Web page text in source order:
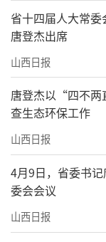
省十四届人大常
唐登杰出席
山西日报
唐登杰以“四不
查生态环保工作
山西日报
4月9日，省委书
委会会议
山西日报